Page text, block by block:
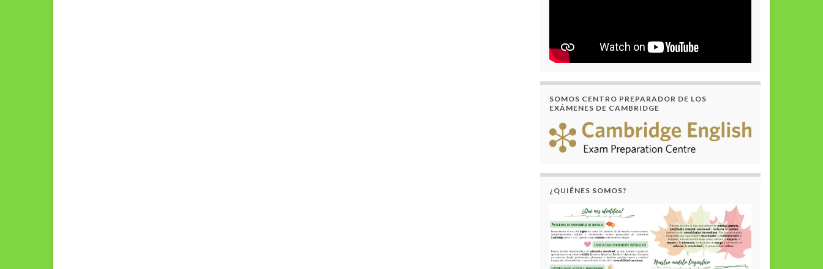
SOMOS CENTRO PREPARADOR DE LOS
EXÁMENES DE CAMBRIDGE
¿QUIÉNES SOMOS?